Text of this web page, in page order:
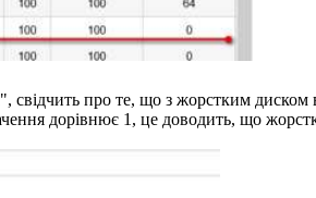
про те, що з жорстким диском
дорівнює 1, це доводить, що